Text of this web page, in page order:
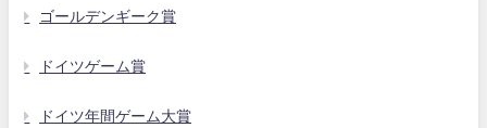
ゴールデンギーク賞
ドイツゲーム賞
ドイツ年間ゲーム大賞